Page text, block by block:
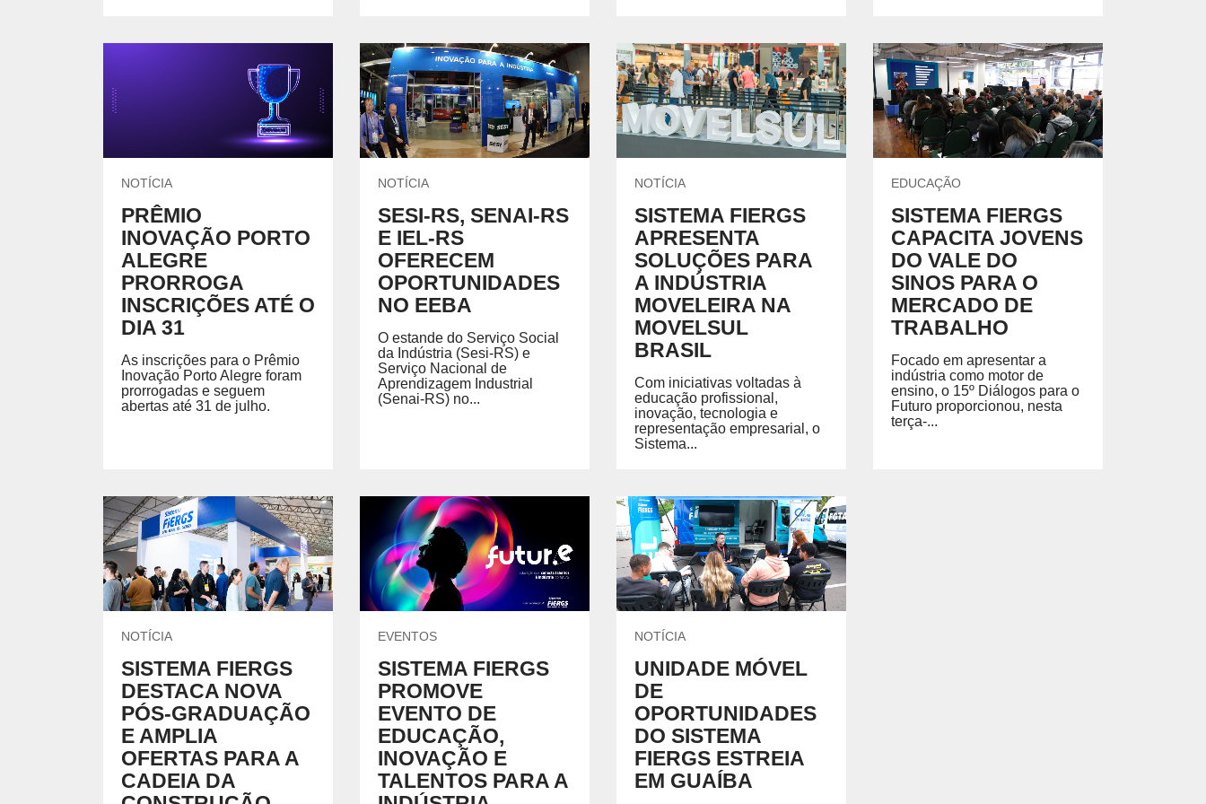
NOTÍCIA
PRÊMIO
INOVAÇÃO PORTO
ALEGRE
PRORROGA
INSCRIÇÕES ATÉ O
DIA 31
As inscrições para o Prêmio
Inovação Porto Alegre foram
prorrogadas e seguem
abertas até 31 de julho.
NOTÍCIA
SESI-RS, SENAI-RS
E IEL-RS
OFERECEM
OPORTUNIDADES
NO EEBA
O estande do Serviço Social
da Indústria (Sesi-RS) e
Serviço Nacional de
Aprendizagem Industrial
(Senai-RS) no...
NOTÍCIA
SISTEMA FIERGS
APRESENTA
SOLUÇÕES PARA
A INDÚSTRIA
MOVELEIRA NA
MOVELSUL
BRASIL
Com iniciativas voltadas à
educação profissional,
inovação, tecnologia e
representação empresarial, o
Sistema...
EDUCAÇÃO
SISTEMA FIERGS
CAPACITA JOVENS
DO VALE DO
SINOS PARA O
MERCADO DE
TRABALHO
Focado em apresentar a
indústria como motor de
ensino, o 15º Diálogos para o
Futuro proporcionou, nesta
terça-...
NOTÍCIA
SISTEMA FIERGS
DESTACA NOVA
PÓS-GRADUAÇÃO
E AMPLIA
OFERTAS PARA A
CADEIA DA
EVENTOS
SISTEMA FIERGS
PROMOVE
EVENTO DE
EDUCAÇÃO,
INOVAÇÃO E
TALENTOS PARA A
NOTÍCIA
UNIDADE MÓVEL
DE
OPORTUNIDADES
DO SISTEMA
FIERGS ESTREIA
EM GUAÍBA